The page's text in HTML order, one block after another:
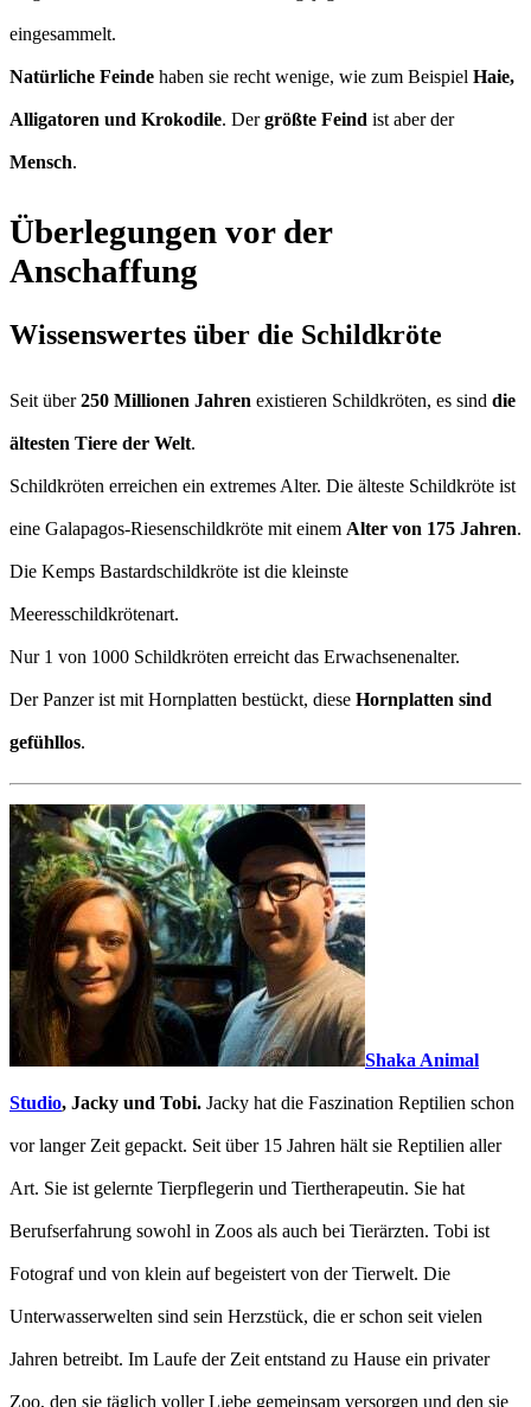
eingesammelt.
Natürliche Feinde haben sie recht wenige, wie zum Beispiel Haie,
Alligatoren und Krokodile. Dergrößte Feind ist aber der
Mensch.
Überlegungen vor der
Anschaffung
Wissenswertes über die Schildkröte
Seit über250 Millionen Jahren existieren Schildkröten, es sind die
ältesten Tiere der Welt.
Schildkröten erreichen ein extremes Alter. Die älteste Schildkröte ist
eine Galapagos-Riesenschildkröte mit einem Alter von 175 Jahren.
Die Kemps Bastardschildkröte ist die kleinste
Meeresschildkrötenart.
Nur 1 von 1000 Schildkröten erreicht das Erwachsenenalter.
Der Panzer ist mit Hornplatten bestückt, diese Hornplatten sind
gefühllos.
Shaka Animal
Studio, Jacky und Tobi. Jacky hat die Faszination Reptilien schon
vor langer Zeit gepackt. Seit über 15 Jahren hält sie Reptilien aller
Art. Sie ist gelernte Tierpflegerin und Tiertherapeutin. Sie hat
Berufserfahrung sowohl in Zoos als auch bei Tierärzten. Tobi ist
Fotograf und von klein auf begeistert von der Tierwelt. Die
Unterwasserwelten sind sein Herzstück, die er schon seit vielen
Jahren betreibt. Im Laufe der Zeit entstand zu Hause ein privater
Zoo, den sie täglich voller Liebe gemeinsam versorgen und den sie